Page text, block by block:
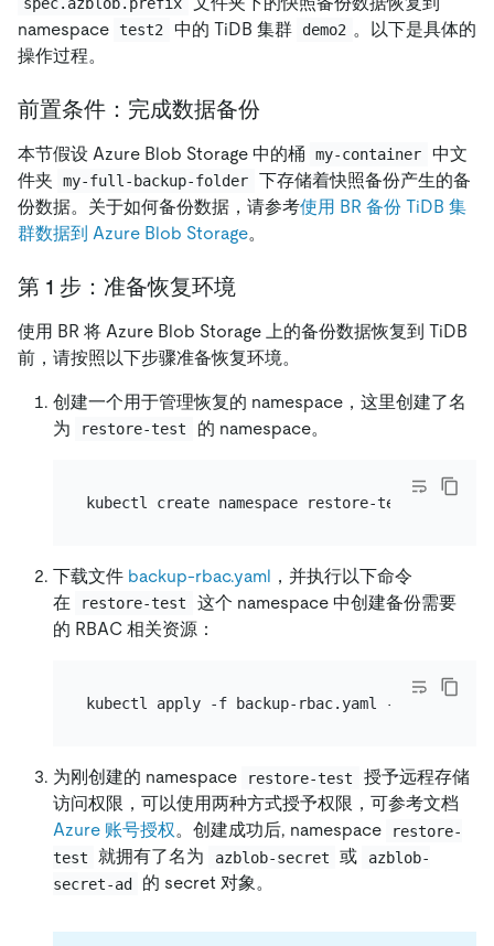
namespace test2 中的 TiDB 集群 demo2 。以下是具体的
操作过程。
前置条件：完成数据备份
本节假设 Azure Blob Storage 中的桶 my-container
中文
件夹
my-full-backup-folder
下存储着快照备份产生的备
份数据。关于如何备份数据，请参考使用 BR 备份 TiDB 集
群数据到 Azure Blob Storage。
第 1 步：准备恢复环境
使用 BR 将 Azure Blob Storage 上的备份数据恢复到 TiDB
前，请按照以下步骤准备恢复环境。
创建一个用于管理恢复的 namespace，这里创建了名
为
restore-test 的 namespace。
下载文件 backup-rbac.yaml ，并执行以下命令
在
restore-test
这个 namespace 中创建备份需要
的 RBAC 相关资源：
为刚创建的 namespace restore-test
授予远程存储
访问权限，可以使用两种方式授予权限，可参考文档
Azure 账号授权。创建成功后, namespace
restore-
test
就拥有了名为 azblob-secret 或
azblob-
secret-ad
的 secret 对象。